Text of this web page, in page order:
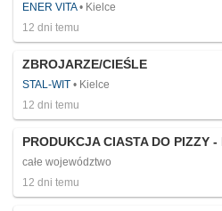
ENER VITA
Kielce
12 dni temu
ZBROJARZE/CIEŚLE
STAL-WIT
Kielce
12 dni temu
PRODUKCJA CIASTA DO PIZZY
całe województwo
12 dni temu